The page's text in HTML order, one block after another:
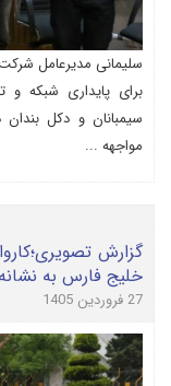
سلیمانی مدیرعامل
برای پایداری شبکه
سیمبانان و دکل
مواجهه ...
گزارش
خلیج فارس به
27 فروردین 1405